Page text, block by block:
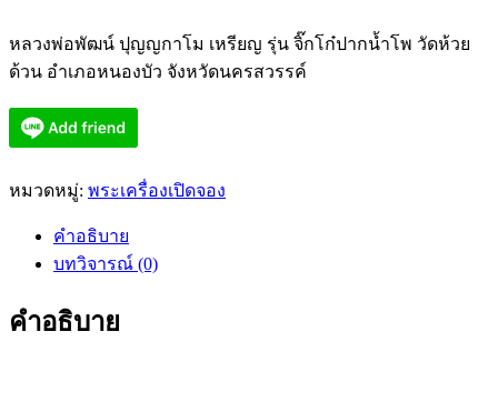
หลวงพ่อพัฒน์ ปุญญกาโม เหรียญ รุ่น จิ๊กโก๋ปากน้ำโพ วัดห้วย
ด้วน อำเภอหนองบัว จังหวัดนครสวรรค์
หมวดหมู่: พระเครื่องเปิดจอง
คำอธิบาย
บทวิจารณ์ (0)
คำอธิบาย